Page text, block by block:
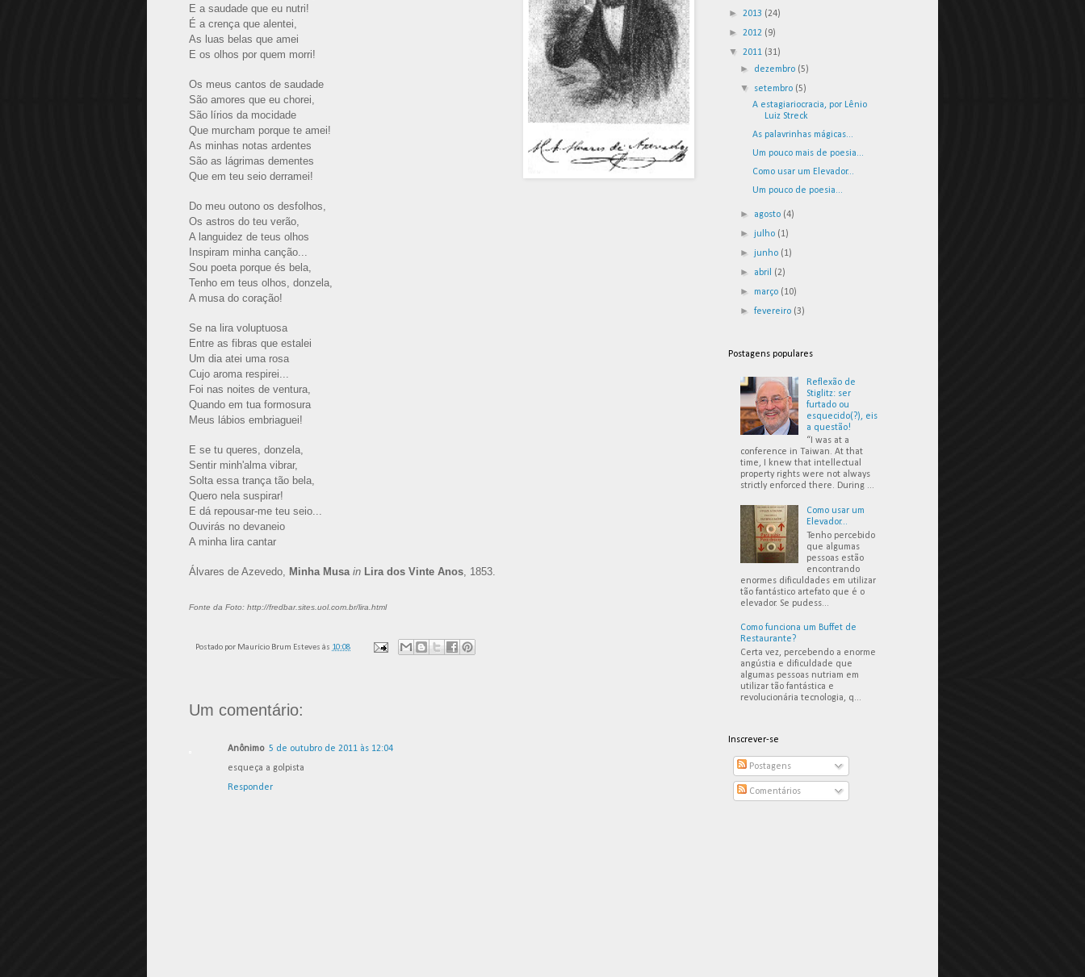
E a saudade que eu nutri!
É a crença que alentei,
As luas belas que amei
E os olhos por quem morri!
Os meus cantos de saudade
São amores que eu chorei,
São lírios da mocidade
Que murcham porque te amei!
As minhas notas ardentes
São as lágrimas dementes
Que em teu seio derramei!
Do meu outono os desfolhos,
Os astros do teu verão,
A languidez de teus olhos
Inspiram minha canção...
Sou poeta porque és bela,
Tenho em teus olhos, donzela,
A musa do coração!
Se na lira voluptuosa
Entre as fibras que estalei
Um dia atei uma rosa
Cujo aroma respirei...
Foi nas noites de ventura,
Quando em tua formosura
Meus lábios embriaguei!
E se tu queres, donzela,
Sentir minh'alma vibrar,
Solta essa trança tão bela,
Quero nela suspirar!
E dá repousar-me teu seio...
Ouvirás no devaneio
A minha lira cantar
Álvares de Azevedo, Minha Musa in Lira dos Vinte Anos , 1853.
Fonte da Foto: http://fredbar.sites.uol.com.br/lira.html
Postado por Maurício Brum Esteves às 10:08
Um comentário:
Anônimo 5 de outubro de 2011 às 12:04
esqueça a golpista
Responder
► 2013 (24)
► 2012 (9)
▼ 2011 (31)
► dezembro (5)
▼ setembro (5)
A estagiariocracia, por Lênio
Luiz Streck
As palavrinhas mágicas...
Um pouco mais de poesia...
Como usar um Elevador...
Um pouco de poesia...
► agosto (4)
► julho (1)
► junho (1)
► abril (2)
► março (10)
►fevereiro (3)
Postagens populares
Reflexão de
Stiglitz: ser
furtado ou
esquecido(?), eis
a questão!
“I was at a
conference in Taiwan. At that
time, I knew that intellectual
property rights were not always
strictly enforced there. During ...
Como usar um
Elevador...
Tenho percebido
que algumas
pessoas estão
encontrando
enormes dificuldades em utilizar
tão fantástico artefato que é o
elevador. Se pudess...
Como funciona um Buffet de
Restaurante?
Certa vez, percebendo a enorme
angústia e dificuldade que
algumas pessoas nutriam em
utilizar tão fantástica e
revolucionária tecnologia, q...
Inscrever-se
Postagens
Comentários